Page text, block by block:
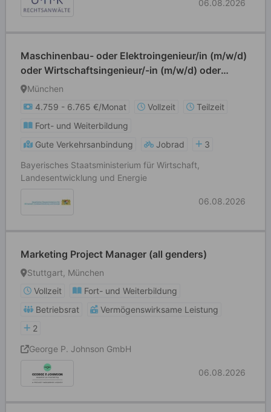
06.08.2026
Maschinenbau- oder Elektroingenieur/in (m/w/d)
oder Wirtschaftsingenieur/-in (m/w/d) oder
Informatiker/in (m/w/d) oder Physiker/in (m/w/d)
München
4.759 - 6.765 €/Monat
Vollzeit
Teilzeit
Fort- und Weiterbildung
Gute Verkehrsanbindung
Jobrad
3
Bayerisches Staatsministerium für Wirtschaft,
Landesentwicklung und Energie
06.08.2026
Marketing Project Manager (all genders)
Stuttgart, München
Vollzeit
Fort- und Weiterbildung
Betriebsrat
Vermögenswirksame Leistung
2
George P. Johnson GmbH
06.08.2026